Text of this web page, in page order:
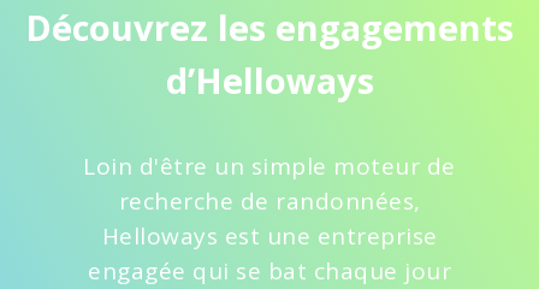
Découvrez les engagements
d’Helloways
Loin d'être un simple moteur de
recherche de randonnées,
Helloways est une entreprise
engagée qui se bat chaque jour